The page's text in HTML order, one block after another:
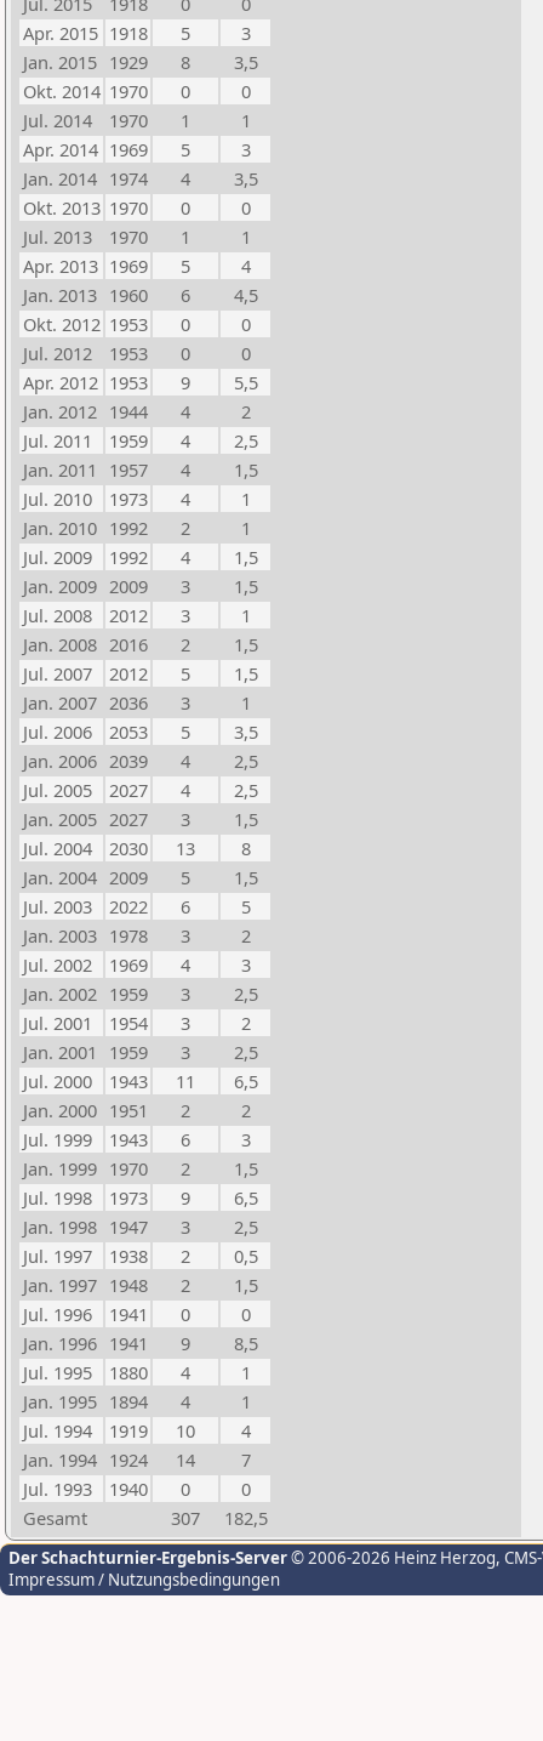
Apr. 2015 1918 5
3
Jan. 2015 1929 8
3,5
Okt. 2014 1970 0
0
Jul. 2014
1970 1
1
Apr. 2014 1969 5
3
Jan. 2014 1974 4
3,5
Okt. 2013 1970 0
0
Jul. 2013
1970 1
1
Apr. 2013 1969 5
4
Jan. 2013 1960 6
4,5
Okt. 2012 1953 0
0
Jul. 2012
1953 0
0
Apr. 2012 1953 9
5,5
Jan. 2012 1944 4
2
Jul. 2011
1959 4
2,5
Jan. 2011
1957 4
1,5
Jul. 2010
1973 4
1
Jan. 2010 1992 2
1
Jul. 2009
1992 4
1,5
Jan. 2009 2009 3
1,5
Jul. 2008
2012 3
1
Jan. 2008 2016 2
1,5
Jul. 2007
2012 5
1,5
Jan. 2007 2036 3
1
Jul. 2006
2053 5
3,5
Jan. 2006 2039 4
2,5
Jul. 2005
2027 4
2,5
Jan. 2005 2027 3
1,5
Jul. 2004
2030 13
8
Jan. 2004 2009 5
1,5
Jul. 2003
2022 6
5
Jan. 2003 1978 3
2
Jul. 2002
1969 4
3
Jan. 2002 1959 3
2,5
Jul. 2001
1954 3
2
Jan. 2001
1959 3
2,5
Jul. 2000
1943 11
6,5
Jan. 2000 1951 2
2
Jul. 1999
1943 6
3
Jan. 1999 1970 2
1,5
Jul. 1998
1973 9
6,5
Jan. 1998 1947 3
2,5
Jul. 1997
1938 2
0,5
Jan. 1997 1948 2
1,5
Jul. 1996
1941 0
0
Jan. 1996 1941 9
8,5
Jul. 1995
1880 4
1
Jan. 1995 1894 4
1
Jul. 1994
1919 10
4
Jan. 1994 1924 14
7
Jul. 1993
1940 0
0
Gesamt
307 182,5
Der Schachturnier-Ergebnis-Server© 2006-2026 Heinz Herzog,
Impressum / Nutzungsbedingungen